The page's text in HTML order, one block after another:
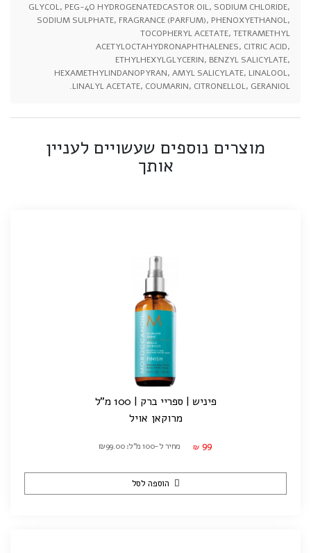
GLYCOL, PEG-4O HYDROGENATEDCASTOR OIL, SODIUM CHLORIDE,
SODIUM SULPHATE, FRAGRANCE (PARFUM), PHENOXYETHANOL,
TOCOPHERYL ACETATE, TETRAMETHYL
ACETYLOCTAHYDRONAPHTHALENES, CITRIC ACID,
ETHYLHEXYLGLYCERIN, BENZYL SALICYLATE,
HEXAMETHYLINDANOPYRAN, AMYL SALICYLATE, LINALOOL,
LINALYL ACETATE, COUMARIN, CITRONELLOL, GERANIOL.
מוצרים נוספים שעשויים לעניין
אותך
פיניש | ספריי ברק | 100 מ"ל
מרוקאן אויל
₪ 99 מחיר ל-100 מ"ל: ₪99.00
הוספה לסל